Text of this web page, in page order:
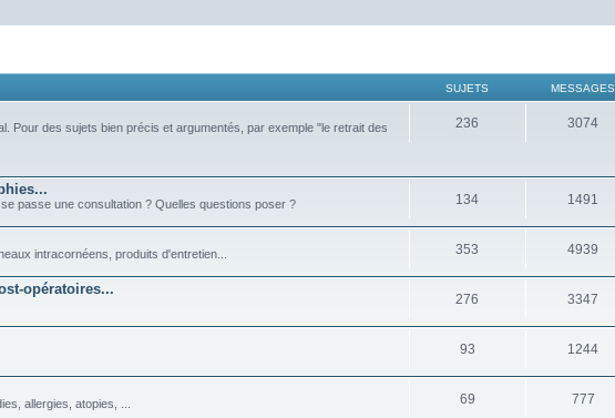
SUJETS MESSAGES
Pour des sujets bien précis et argumentés, par exemple "le retrait des
236 3074
passe une consultation ? Quelles questions poser ?
134 1491
intracornéens, produits d'entretien...
353 4939
opératoires...
276 3347
93 1244
allergies, atopies, ...
69 777